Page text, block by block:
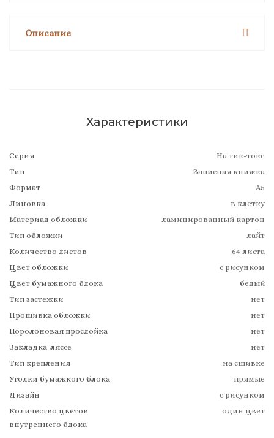
Описание
Характеристики
Серия
На тик-токе
Тип
Записная книжка
Формат
А5
Линовка
в клетку
Материал обложки
ламинированный картон
Тип обложки
лайт
Количество листов
64 листа
Цвет обложки
с рисунком
Цвет бумажного блока
белый
Тип застежки
нет
Прошивка обложки
нет
Поролоновая прослойка
нет
Закладка-ляссе
нет
Тип крепления
на сшивке
Уголки бумажкого блока
прямые
Дизайн
с рисунком
Количество цветов
внутреннего блока
один цвет